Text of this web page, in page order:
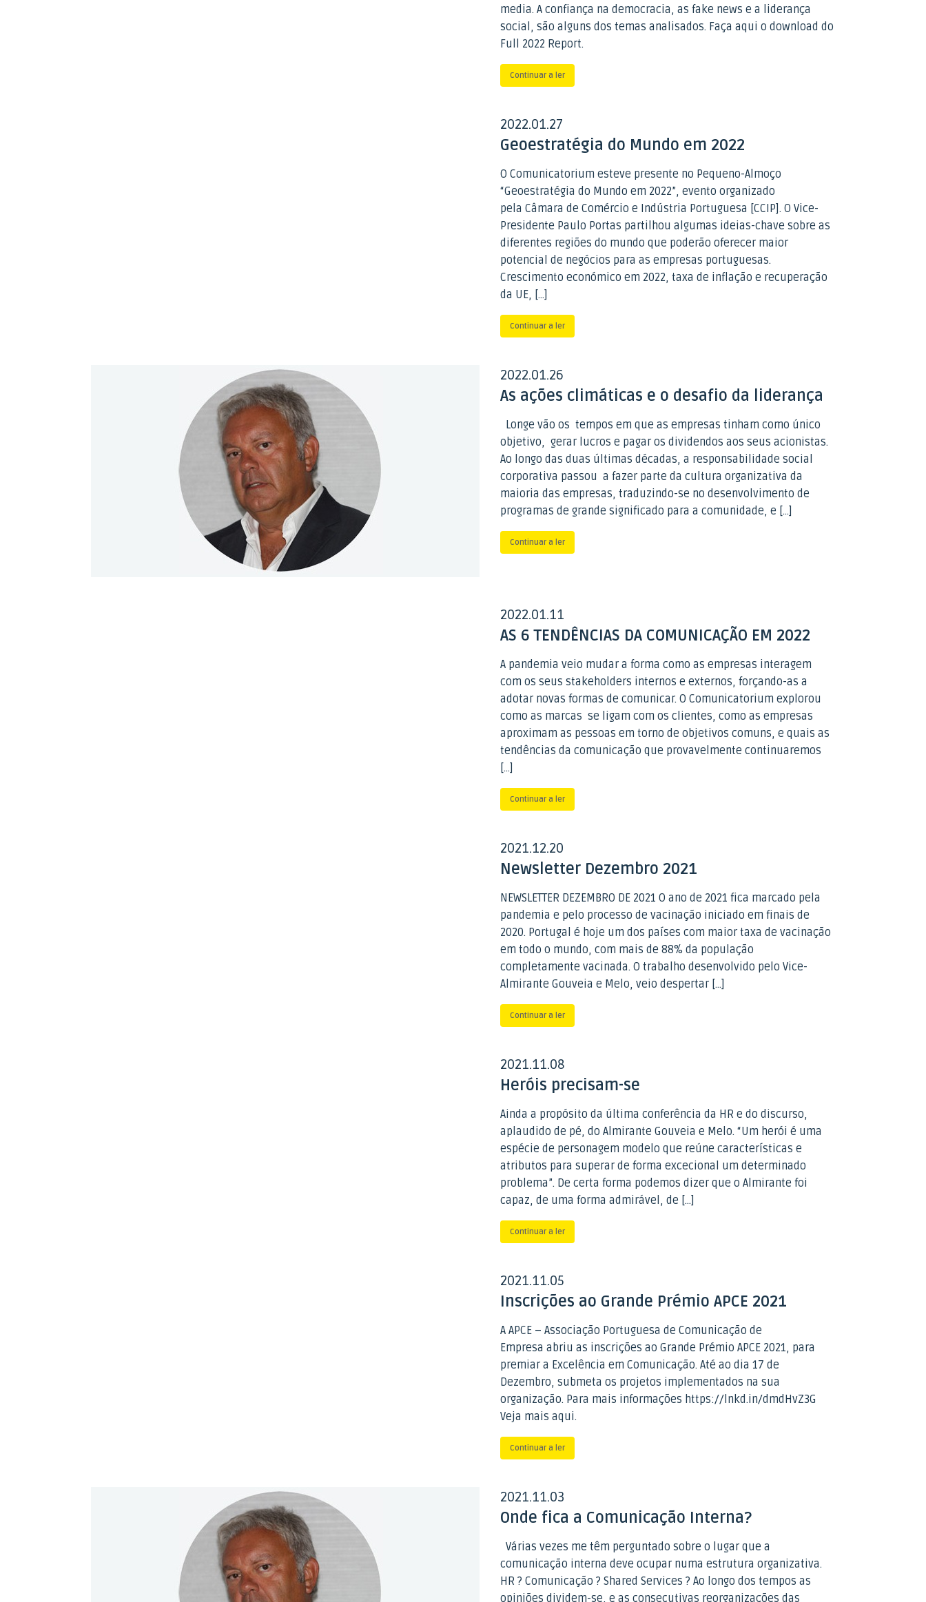
media. A confiança na democracia, as fake news e a liderança
social, são alguns dos temas analisados. Faça aqui o download do
Full 2022 Report.
Continuar a ler
2022.01.27
Geoestratégia do Mundo em 2022
O Comunicatorium esteve presente no Pequeno-Almoço
“Geoestratégia do Mundo em 2022”, evento organizado
pela Câmara de Comércio e Indústria Portuguesa [CCIP]. O Vice-
Presidente Paulo Portas partilhou algumas ideias-chave sobre as
diferentes regiões do mundo que poderão oferecer maior
potencial de negócios para as empresas portuguesas.
Crescimento económico em 2022, taxa de inflação e recuperação
da UE, […]
Continuar a ler
2022.01.26
As ações climáticas e o desafio da liderança
Longe vão os tempos em que as empresas tinham como único
objetivo, gerar lucros e pagar os dividendos aos seus acionistas.
Ao longo das duas últimas décadas, a responsabilidade social
corporativa passou a fazer parte da cultura organizativa da
maioria das empresas, traduzindo-se no desenvolvimento de
programas de grande significado para a comunidade, e […]
Continuar a ler
2022.01.11
AS 6 TENDÊNCIAS DA COMUNICAÇÃO EM 2022
A pandemia veio mudar a forma como as empresas interagem
com os seus stakeholders internos e externos, forçando-as a
adotar novas formas de comunicar. O Comunicatorium explorou
como as marcas se ligam com os clientes, como as empresas
aproximam as pessoas em torno de objetivos comuns, e quais as
tendências da comunicação que provavelmente continuaremos
[…]
Continuar a ler
2021.12.20
Newsletter Dezembro 2021
NEWSLETTER DEZEMBRO DE 2021 O ano de 2021 fica marcado pela
pandemia e pelo processo de vacinação iniciado em finais de
2020. Portugal é hoje um dos países com maior taxa de vacinação
em todo o mundo, com mais de 88% da população
completamente vacinada. O trabalho desenvolvido pelo Vice-
Almirante Gouveia e Melo, veio despertar […]
Continuar a ler
2021.11.08
Heróis precisam-se
Ainda a propósito da última conferência da HR e do discurso,
aplaudido de pé, do Almirante Gouveia e Melo. “Um herói é uma
espécie de personagem modelo que reúne características e
atributos para superar de forma excecional um determinado
problema”. De certa forma podemos dizer que o Almirante foi
capaz, de uma forma admirável, de […]
Continuar a ler
2021.11.05
Inscrições ao Grande Prémio APCE 2021
A APCE – Associação Portuguesa de Comunicação de
Empresa abriu as inscrições ao Grande Prémio APCE 2021, para
premiar a Excelência em Comunicação. Até ao dia 17 de
Dezembro, submeta os projetos implementados na sua
organização. Para mais informações https://lnkd.in/dmdHvZ3G
Veja mais aqui.
Continuar a ler
2021.11.03
Onde fica a Comunicação Interna?
Várias vezes me têm perguntado sobre o lugar que a
comunicação interna deve ocupar numa estrutura organizativa.
HR ? Comunicação ? Shared Services ? Ao longo dos tempos as
opiniões dividem-se, e as consecutivas reorganizações das